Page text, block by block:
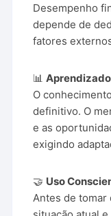
Desempenho
depende de
fatores
📊
O
definitivo. O
e as
exigindo
🤝 Uso
Antes de